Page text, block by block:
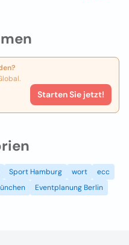
Starten Sie jetzt!
Sport Hamburg wort
ecc
Eventplanung Berlin